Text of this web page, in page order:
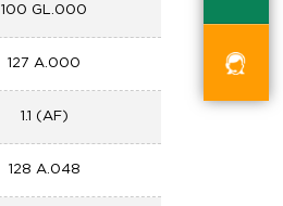
100 GL.000
127 A.000
1.1 (AF)
128 A.048